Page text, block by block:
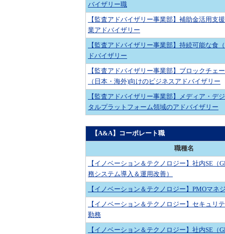
バイザリー職
【監査アドバイザリー事業部】補助金活用支
業アドバイザリー
【監査アドバイザリー事業部】持続可能な食
ドバイザリー
【監査アドバイザリー事業部】ブロックチェ
（日本・海外)向けのビジネスアドバイザリー
【監査アドバイザリー事業部】メディア・デ
タルプラットフォーム領域のアドバイザリー
【A&A】コーポレート職
職種名
【イノベーション＆テクノロジー】社内SE（
務システム導入＆運用改善）
【イノベーション＆テクノロジー】PMOマネ
【イノベーション＆テクノロジー】セキュリ
勤務
【イノベーション＆テクノロジー】社内SE（